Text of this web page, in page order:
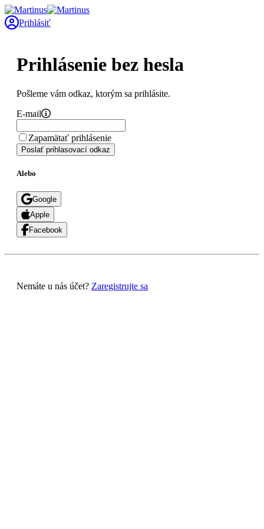
Prihlásiť
Prihlásenie bez hesla
Pošleme vám odkaz, ktorým sa prihlásite.
E-mail
Zapamätať prihlásenie
Poslať prihlasovací odkaz
Alebo
Google
Apple
Facebook
Nemáte u nás účet? Zaregistrujte sa